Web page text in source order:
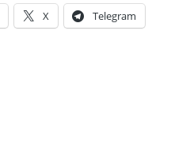
X Telegram